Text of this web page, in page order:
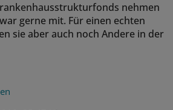
nehmen
gerne mit. Für einen echten
sie aber auch noch Andere in der